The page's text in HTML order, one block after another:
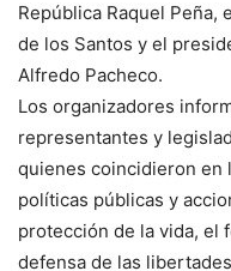
República Raquel Peña,
de los Santos y el
Alfredo Pacheco.
Los organizadores
representantes y
quienes coincidieron en
políticas públicas y
protección de la vida, el
defensa de las